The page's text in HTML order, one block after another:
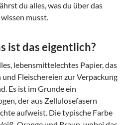
du alles, was du über das
musst.
ist das eigentlich?
lebensmittelechtes Papier, das
Fleischereien zur Verpackung
Es ist im Grunde ein
der aus Zellulosefasern
aufweist. Die typische Farbe